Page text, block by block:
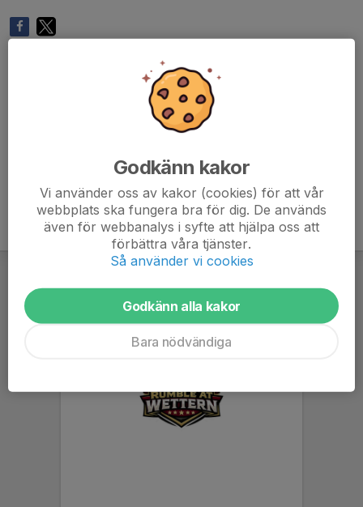
Godkänn kakor
Vi använder oss av kakor (cookies) för att vår
webbplats ska fungera bra för dig. De används
även för webbanalys i syfte att hjälpa oss att
förbättra våra tjänster.
Så använder vi cookies
Godkänn alla kakor
Bara nödvändiga